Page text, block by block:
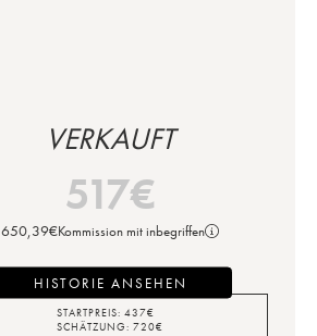
VERKAUFT
517€
650,39€Kommission mit inbegriffen
HISTORIE ANSEHEN
STARTPREIS: 437€
SCHÄTZUNG: 720€